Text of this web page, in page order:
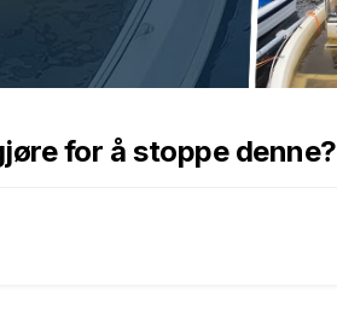
for å stoppe denne?